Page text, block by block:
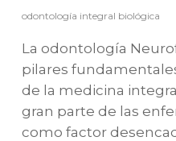
odontología integral biológica
La odontología
pilares
de la medicina
gran parte de las
como factor